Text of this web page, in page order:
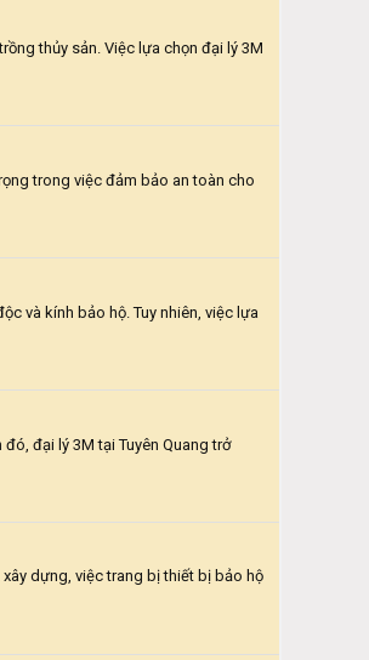
thủy sản. Việc lựa chọn đại lý 3M
trong việc đảm bảo an toàn cho
và kính bảo hộ. Tuy nhiên, việc lựa
đại lý 3M tại Tuyên Quang trở
dựng, việc trang bị thiết bị bảo hộ